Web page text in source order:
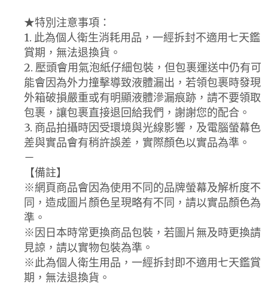
★特別注意事項：
1. 此為個人衛生消耗用品，一經拆封不適用七天鑑
賞期，無法退換貨。
2. 壓頭會用氣泡紙仔細包裝，但包裹運送中仍有可
能會因為外力撞擊導致液體漏出，若領包裹時發現
外箱破損嚴重或有明顯液體滲漏痕跡，請不要領取
包裹，讓包裹直接退回給我們，謝謝您的配合。
3. 商品拍攝時因受環境與光線影響，及電腦螢幕色
差與實品會有稍許誤差，實際顏色以實品為準。
－
【備註】
※網頁商品會因為使用不同的品牌螢幕及解析度不
同，造成圖片顏色呈現略有不同，請以實品顏色為
準。
※因日本時常更換商品包裝，若圖片無及時更換請
見諒，請以實物包裝為準。
※此為個人衛生用品，一經拆封即不適用七天鑑賞
期，無法退換貨。